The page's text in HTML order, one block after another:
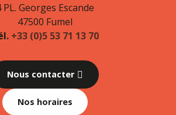
PL. Georges Escande
47500 Fumel
+33 (0)5 53 71 13 70
Nous contacter
Nos horaires